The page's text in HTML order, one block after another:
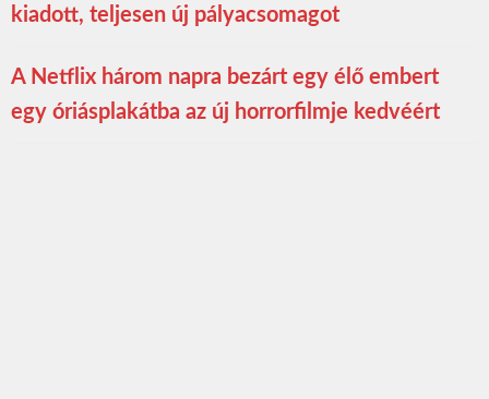
kiadott, teljesen új pályacsomagot
A Netflix három napra bezárt egy élő embert
egy óriásplakátba az új horrorfilmje kedvéért